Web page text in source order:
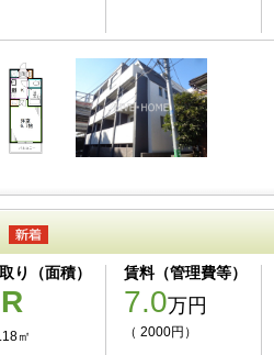
り（面積）
㎡
賃料（管理費等）
7.0万円
（ 2000円）